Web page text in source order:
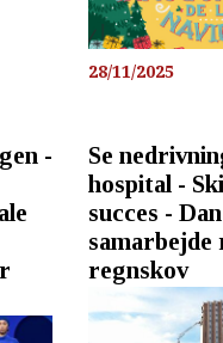
28/11/2025
-
Se
hospital -
succes -
samarbejde
regnskov